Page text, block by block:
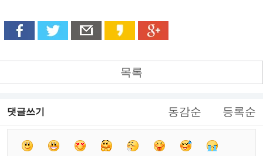
목록
댓글쓰기 동감순 등록순